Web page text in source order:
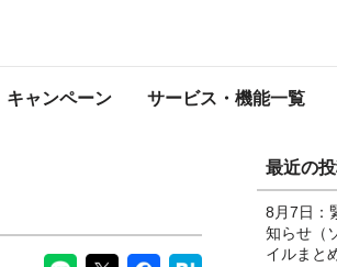
キャンペーン サービス・機能一覧
のお知らせ
最近の
8月7日：
知らせ（
イルまと